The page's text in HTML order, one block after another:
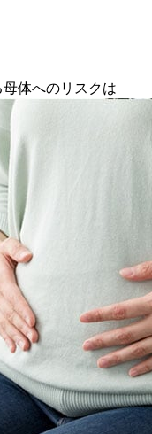
母体へのリスクは